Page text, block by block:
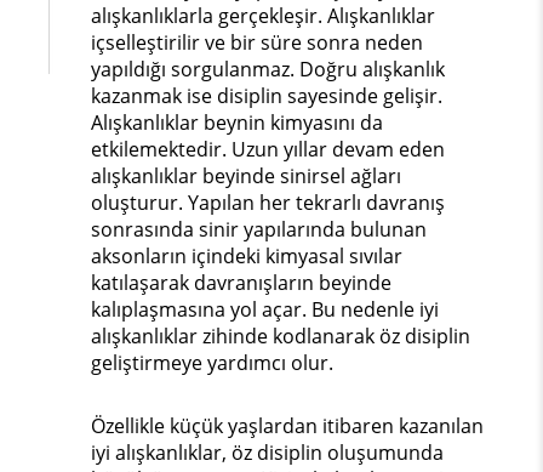
alışkanlıklarla gerçekleşir. Alışkanlıklar
içselleştirilir ve bir süre sonra neden
yapıldığı sorgulanmaz. Doğru alışkanlık
kazanmak ise disiplin sayesinde gelişir.
Alışkanlıklar beynin kimyasını da
etkilemektedir. Uzun yıllar devam eden
alışkanlıklar beyinde sinirsel ağları
oluşturur. Yapılan her tekrarlı davranış
sonrasında sinir yapılarında bulunan
aksonların içindeki kimyasal sıvılar
katılaşarak davranışların beyinde
kalıplaşmasına yol açar. Bu nedenle iyi
alışkanlıklar zihinde kodlanarak öz disiplin
geliştirmeye yardımcı olur.
Özellikle küçük yaşlardan itibaren kazanılan
iyi alışkanlıklar, öz disiplin oluşumunda